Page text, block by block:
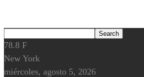
78.8 F
New York
miércoles, agosto 5, 2026